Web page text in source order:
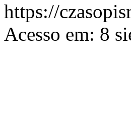
https://
Acesso em: 8